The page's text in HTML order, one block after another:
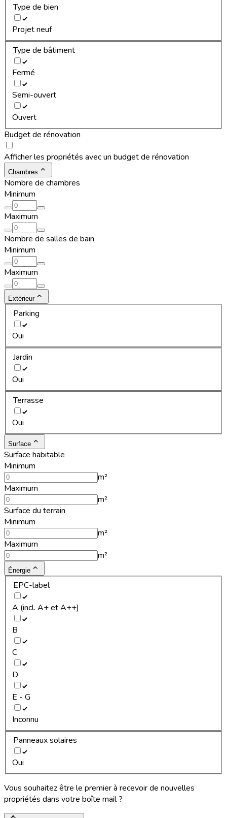
Type de bien
Projet neuf
Type de bâtiment
Fermé
Semi-ouvert
Ouvert
Budget de rénovation
Afficher les propriétés avec un budget de rénovation
Chambres
Nombre de chambres
Minimum
Maximum
Nombre de salles de bain
Minimum
Maximum
Extérieur
Parking
Oui
Jardin
Oui
Terrasse
Oui
Surface
Surface habitable
Minimum
m²
Maximum
m²
Surface du terrain
Minimum
m²
Maximum
m²
Énergie
EPC-label
A (incl. A+ et A++)
B
C
D
E - G
Inconnu
Panneaux solaires
Oui
Vous souhaitez être le premier à recevoir de nouvelles
propriétés dans votre boîte mail ?